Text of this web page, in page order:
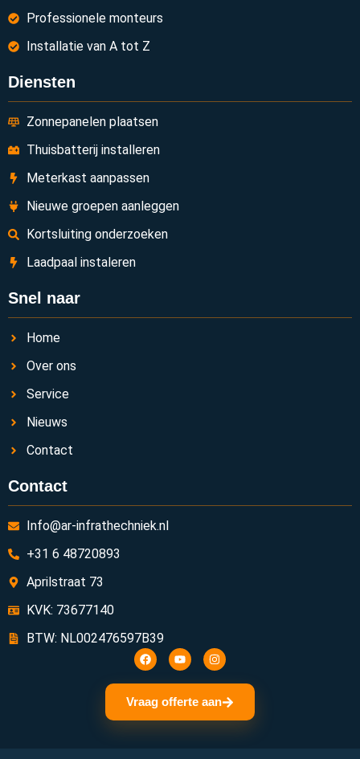
Professionele monteurs
Installatie van A tot Z
Diensten
Zonnepanelen plaatsen
Thuisbatterij installeren
Meterkast aanpassen
Nieuwe groepen aanleggen
Kortsluiting onderzoeken
Laadpaal instaleren
Snel naar
Home
Over ons
Service
Nieuws
Contact
Contact
Info@ar-infrathechniek.nl
+31 6 48720893
Aprilstraat 73
KVK: 73677140
BTW: NL002476597B39
Vraag offerte aan